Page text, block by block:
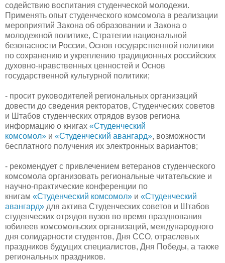
содействию воспитания студенческой молодежи.
Применять опыт студенческого комсомола в реализации
мероприятий Закона об образовании и Закона о
молодежной политике, Стратегии национальной
безопасности России, Основ государственной политики
по сохранению и укреплению традиционных российских
духовно-нравственных ценностей и Основ
государственной культурной политики;
- просит руководителей региональных организаций
довести до сведения ректоратов, Студенческих советов
и Штабов студенческих отрядов вузов региона
информацию о книгах «Студенческий
комсомол» и «Студенческий авангард», возможности
бесплатного получения их электронных вариантов;
- рекомендует с привлечением ветеранов студенческого
комсомола организовать региональные читательские и
научно-практические конференции по
книгам «Студенческий комсомол» и «Студенческий
авангард» для актива Студенческих советов и Штабов
студенческих отрядов вузов во время празднования
юбилеев комсомольских организаций, международного
дня солидарности студентов, Дня ССО, отраслевых
праздников будущих специалистов, Дня Победы, а также
региональных праздников.